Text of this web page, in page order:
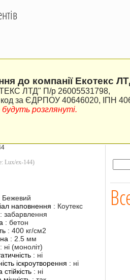
до компанії Екотекс
ЛТД" П/р 26005531798,
за ЄДРПОУ 40646020, ІПН
розглянуті.
Lux/ex-144)
Бежевий
наповнення : Коутекс
:забарвлення
:бетон
:400 кг/см2
: 2.5 мм
: ні (моноліт)
: ні
іскроутворення : ні
стійкість : ні